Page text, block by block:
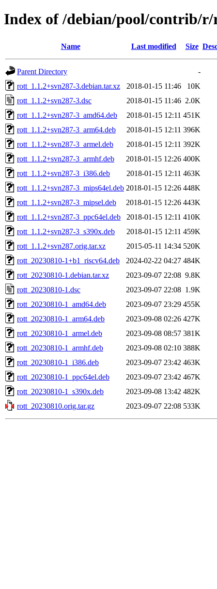
Index of /debian/pool/contrib/
Name Last modified Size
Parent Directory
-
rott_1.1.2+svn287-3.debian.tar.xz
2018-01-15 11:46
10K
rott_1.1.2+svn287-3.dsc
2018-01-15 11:46 2.0K
rott_1.1.2+svn287-3_amd64.deb
2018-01-15 12:11 451K
rott_1.1.2+svn287-3_arm64.deb
2018-01-15 12:11 396K
rott_1.1.2+svn287-3_armel.deb
2018-01-15 12:11 392K
rott_1.1.2+svn287-3_armhf.deb
2018-01-15 12:26 400K
rott_1.1.2+svn287-3_i386.deb
2018-01-15 12:11 463K
rott_1.1.2+svn287-3_mips64el.deb 2018-01-15 12:26 448K
rott_1.1.2+svn287-3_mipsel.deb
2018-01-15 12:26 443K
rott_1.1.2+svn287-3_ppc64el.deb
2018-01-15 12:11 410K
rott_1.1.2+svn287-3_s390x.deb
2018-01-15 12:11 459K
rott_1.1.2+svn287.orig.tar.xz
2015-05-11 14:34 520K
rott_20230810-1+b1_riscv64.deb
2024-02-22 04:27 484K
rott_20230810-1.debian.tar.xz
2023-09-07 22:08 9.8K
rott_20230810-1.dsc
2023-09-07 22:08 1.9K
rott_20230810-1_amd64.deb
2023-09-07 23:29 455K
rott_20230810-1_arm64.deb
2023-09-08 02:26 427K
rott_20230810-1_armel.deb
2023-09-08 08:57 381K
rott_20230810-1_armhf.deb
2023-09-08 02:10 388K
rott_20230810-1_i386.deb
2023-09-07 23:42 463K
rott_20230810-1_ppc64el.deb
2023-09-07 23:42 467K
rott_20230810-1_s390x.deb
2023-09-08 13:42 482K
rott_20230810.orig.tar.gz
2023-09-07 22:08 533K